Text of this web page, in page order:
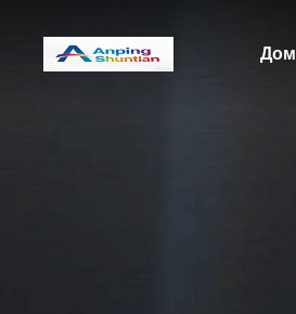
Дом